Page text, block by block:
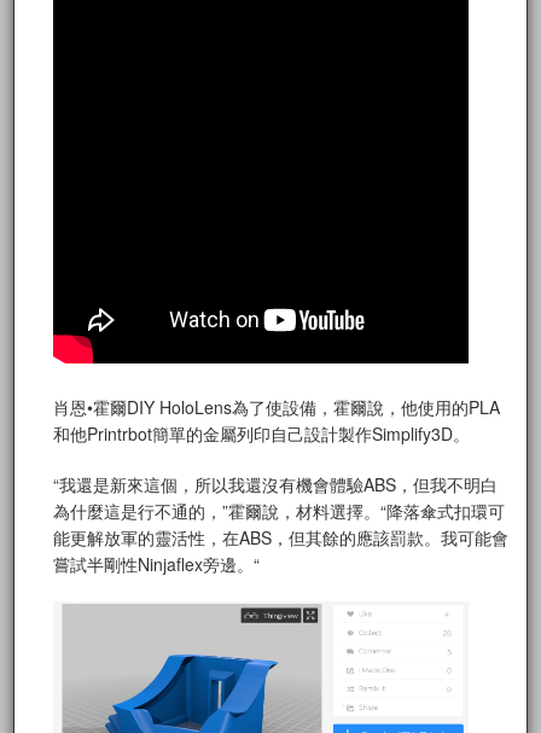
肖恩•霍爾DIY HoloLens為了使設備，霍爾說，他使用的PLA
和他Printrbot簡單的金屬列印自己設計製作Simplify3D。
“我還是新來這個，所以我還沒有機會體驗ABS，但我不明白
為什麼這是行不通的，”霍爾說，材料選擇。“降落傘式扣環可
能更解放軍的靈活性，在ABS，但其餘的應該罰款。我可能會
嘗試半剛性Ninjaflex旁邊。“